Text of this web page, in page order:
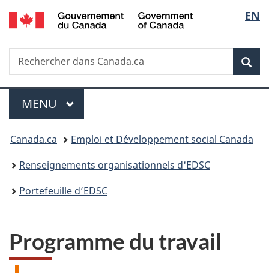
Passer
au
principal
Passer
à
Au
du
Passer
à
version
simplifiée
langue
EN
Recherche
Rechercher
dans
Menu
MENU PRINCIPAL
Vous
êtes
ici :
Canada.ca
Emploi et Développement social Canada
Renseignements organisationnels d'EDSC
Portefeuille d’EDSC
Programme du travail